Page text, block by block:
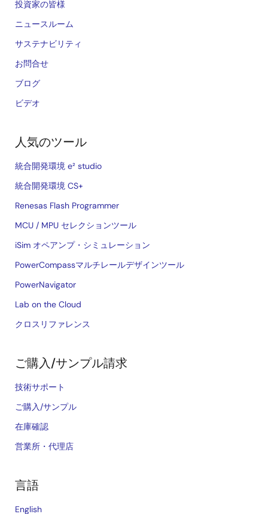
投資家の皆様
ニュースルーム
サステナビリティ
お問合せ
ブログ
ビデオ
人気のツール
統合開発環境 e² studio
統合開発環境 CS+
Renesas Flash Programmer
MCU / MPU セレクションツール
iSim オペアンプ・シミュレーション
PowerCompassマルチレールデザインツール
PowerNavigator
Lab on the Cloud
クロスリファレンス
ご購入/サンプル請求
技術サポート
ご購入/サンプル
在庫確認
営業所・代理店
言語
English